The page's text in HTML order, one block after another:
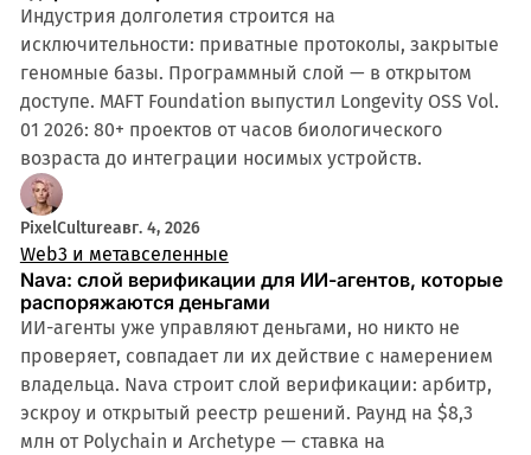
Индустрия долголетия строится на
исключительности: приватные протоколы, закрытые
геномные базы. Программный слой — в открытом
доступе. MAFT Foundation выпустил Longevity OSS Vol.
01 2026: 80+ проектов от часов биологического
возраста до интеграции носимых устройств.
PixelCultureавг. 4, 2026
Web3 и метавселенные
Nava: слой верификации для ИИ-агентов, которые
распоряжаются деньгами
ИИ-агенты уже управляют деньгами, но никто не
проверяет, совпадает ли их действие с намерением
владельца. Nava строит слой верификации: арбитр,
эскроу и открытый реестр решений. Раунд на $8,3
млн от Polychain и Archetype — ставка на